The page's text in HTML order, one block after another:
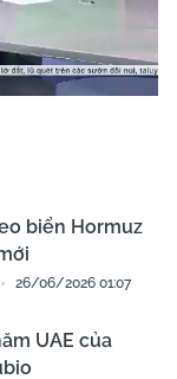
biển Hormuz
26/06/2026 01:07
UAE của